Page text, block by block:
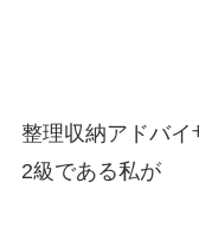
整理収納アドバ
2級である私が